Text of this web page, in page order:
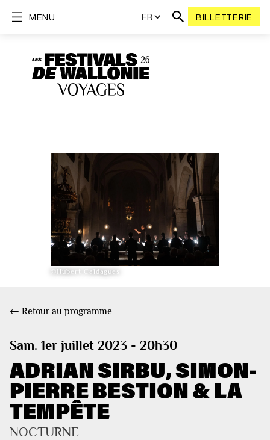
FR BILLETTERIE
MENU
©Hubert Caldagues
← Retour au programme
Sam. 1er juillet 2023 - 20h30
ADRIAN SIRBU, SIMON-
PIERRE BESTION & LA
TEMPÊTE
NOCTURNE